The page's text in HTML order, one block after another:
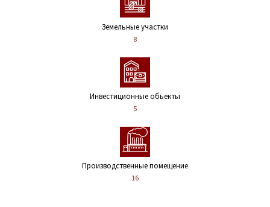
Земельные участки
8
Инвестиционные обьекты
5
Производственные помещение
16